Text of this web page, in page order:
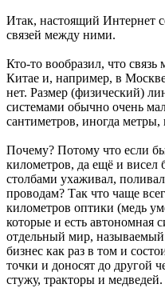
Итак, настоящий Интернет
связей между ними.
Кто-то вообразил, что
Китае и, например, в
нет. Размер (физический)
системами обычно очень
сантиметров, иногда метры,
Почему? Потому что если
километров, да ещё и висел
столбами ухаживал,
проводам? Так что чаще
километров оптики (медь
которые и есть автономная
отдельный мир,
бизнес как раз в том и
точки и доносят до другой
стужу, тракторы и медведей.